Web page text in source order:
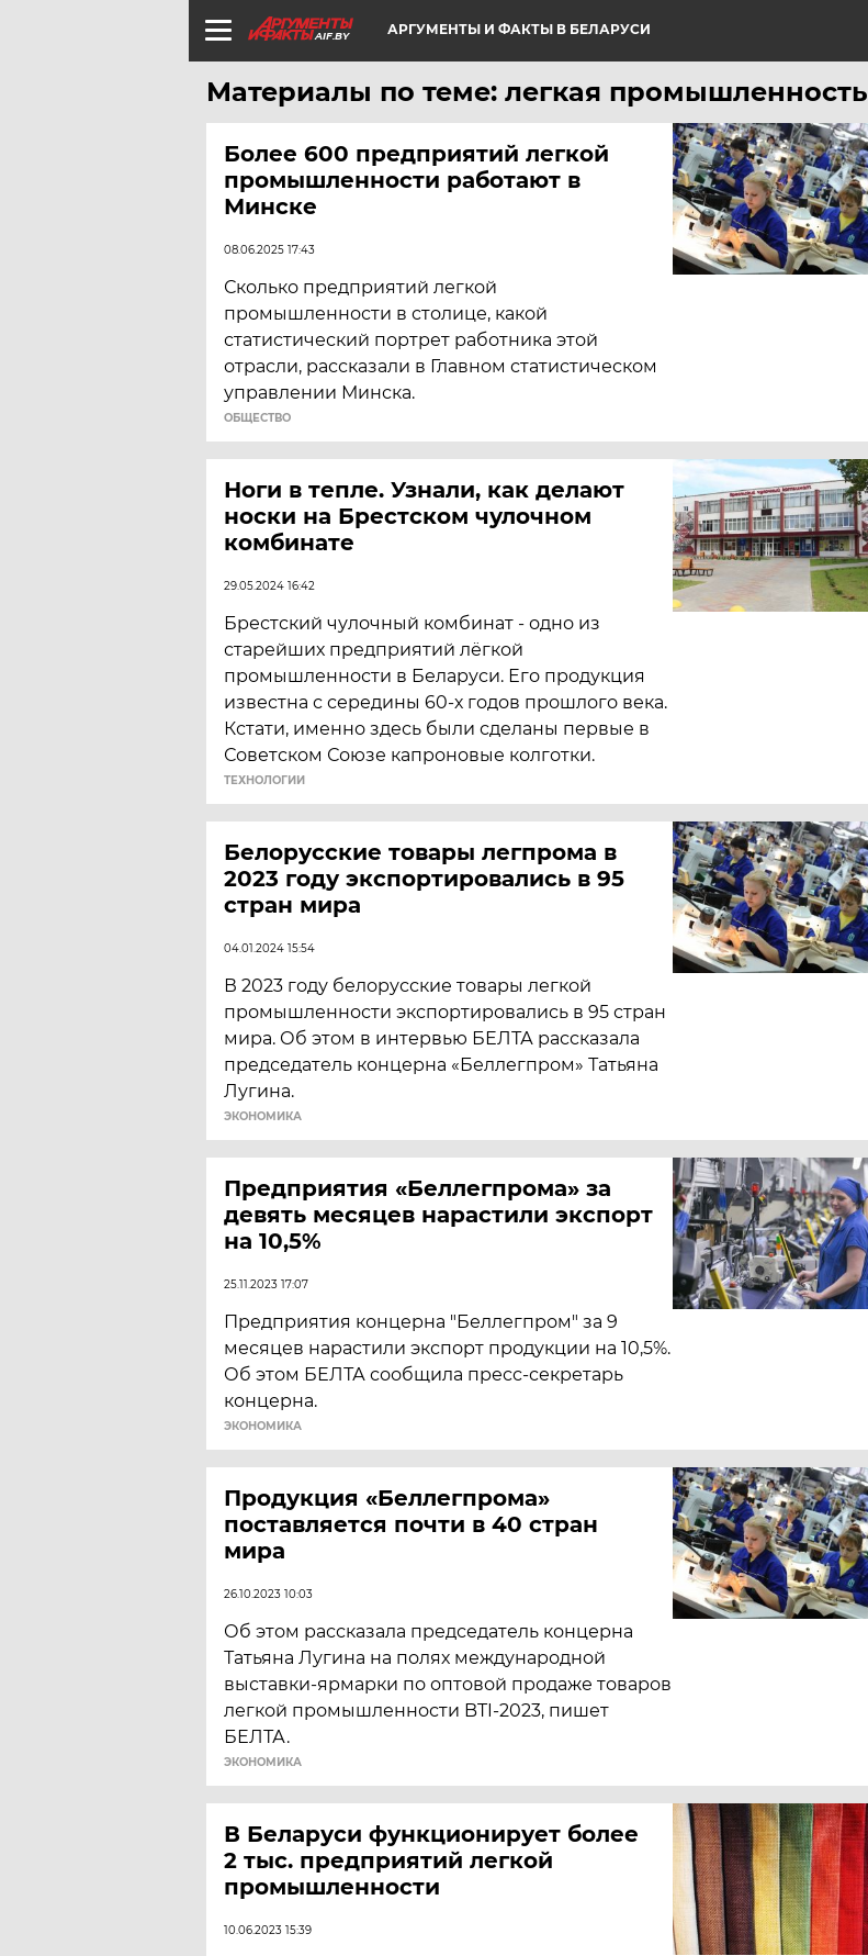
AIF.BY АРГУМЕНТЫ И ФАКТЫ В БЕЛАРУСИ
Материалы по теме: легкая промышленность
Более 600 предприятий легкой
промышленности работают в
Минске
08.06.2025 17:43
Сколько предприятий легкой
промышленности в столице, какой
статистический портрет работника этой
отрасли, рассказали в Главном статистическом
управлении Минска.
ОБЩЕСТВО
Ноги в тепле. Узнали, как делают
носки на Брестском чулочном
комбинате
29.05.2024 16:42
Брестский чулочный комбинат - одно из
старейших предприятий лёгкой
промышленности в Беларуси. Его продукция
известна с середины 60-х годов прошлого века.
Кстати, именно здесь были сделаны первые в
Советском Союзе капроновые колготки.
ТЕХНОЛОГИИ
Белорусские товары легпрома в
2023 году экспортировались в 95
стран мира
04.01.2024 15:54
В 2023 году белорусские товары легкой
промышленности экспортировались в 95 стран
мира. Об этом в интервью БЕЛТА рассказала
председатель концерна «Беллегпром» Татьяна
Лугина.
ЭКОНОМИКА
Предприятия «Беллегпрома» за
девять месяцев нарастили экспорт
на 10,5%
25.11.2023 17:07
Предприятия концерна "Беллегпром" за 9
месяцев нарастили экспорт продукции на 10,5%.
Об этом БЕЛТА сообщила пресс-секретарь
концерна.
ЭКОНОМИКА
Продукция «Беллегпрома»
поставляется почти в 40 стран
мира
26.10.2023 10:03
Об этом рассказала председатель концерна
Татьяна Лугина на полях международной
выставки-ярмарки по оптовой продаже товаров
легкой промышленности BTI-2023, пишет
БЕЛТА.
ЭКОНОМИКА
В Беларуси функционирует более
2 тыс. предприятий легкой
промышленности
10.06.2023 15:39